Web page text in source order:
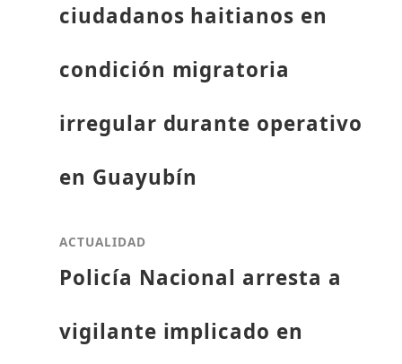
ciudadanos haitianos en
condición migratoria
irregular durante operativo
en Guayubín
ACTUALIDAD
Policía Nacional arresta a
vigilante implicado en